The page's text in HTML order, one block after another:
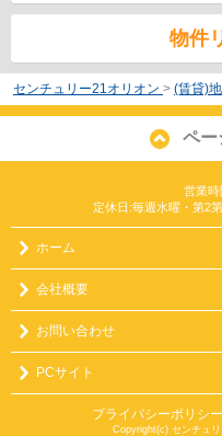
物件
センチュリー21オリオン > (賃貸)
ペー
営業時
定休日:毎週水曜・第2
ホーム
会社概要
お問い合わせ
PCサイト
プライバシーポリシー
Copyright(c) センチュ